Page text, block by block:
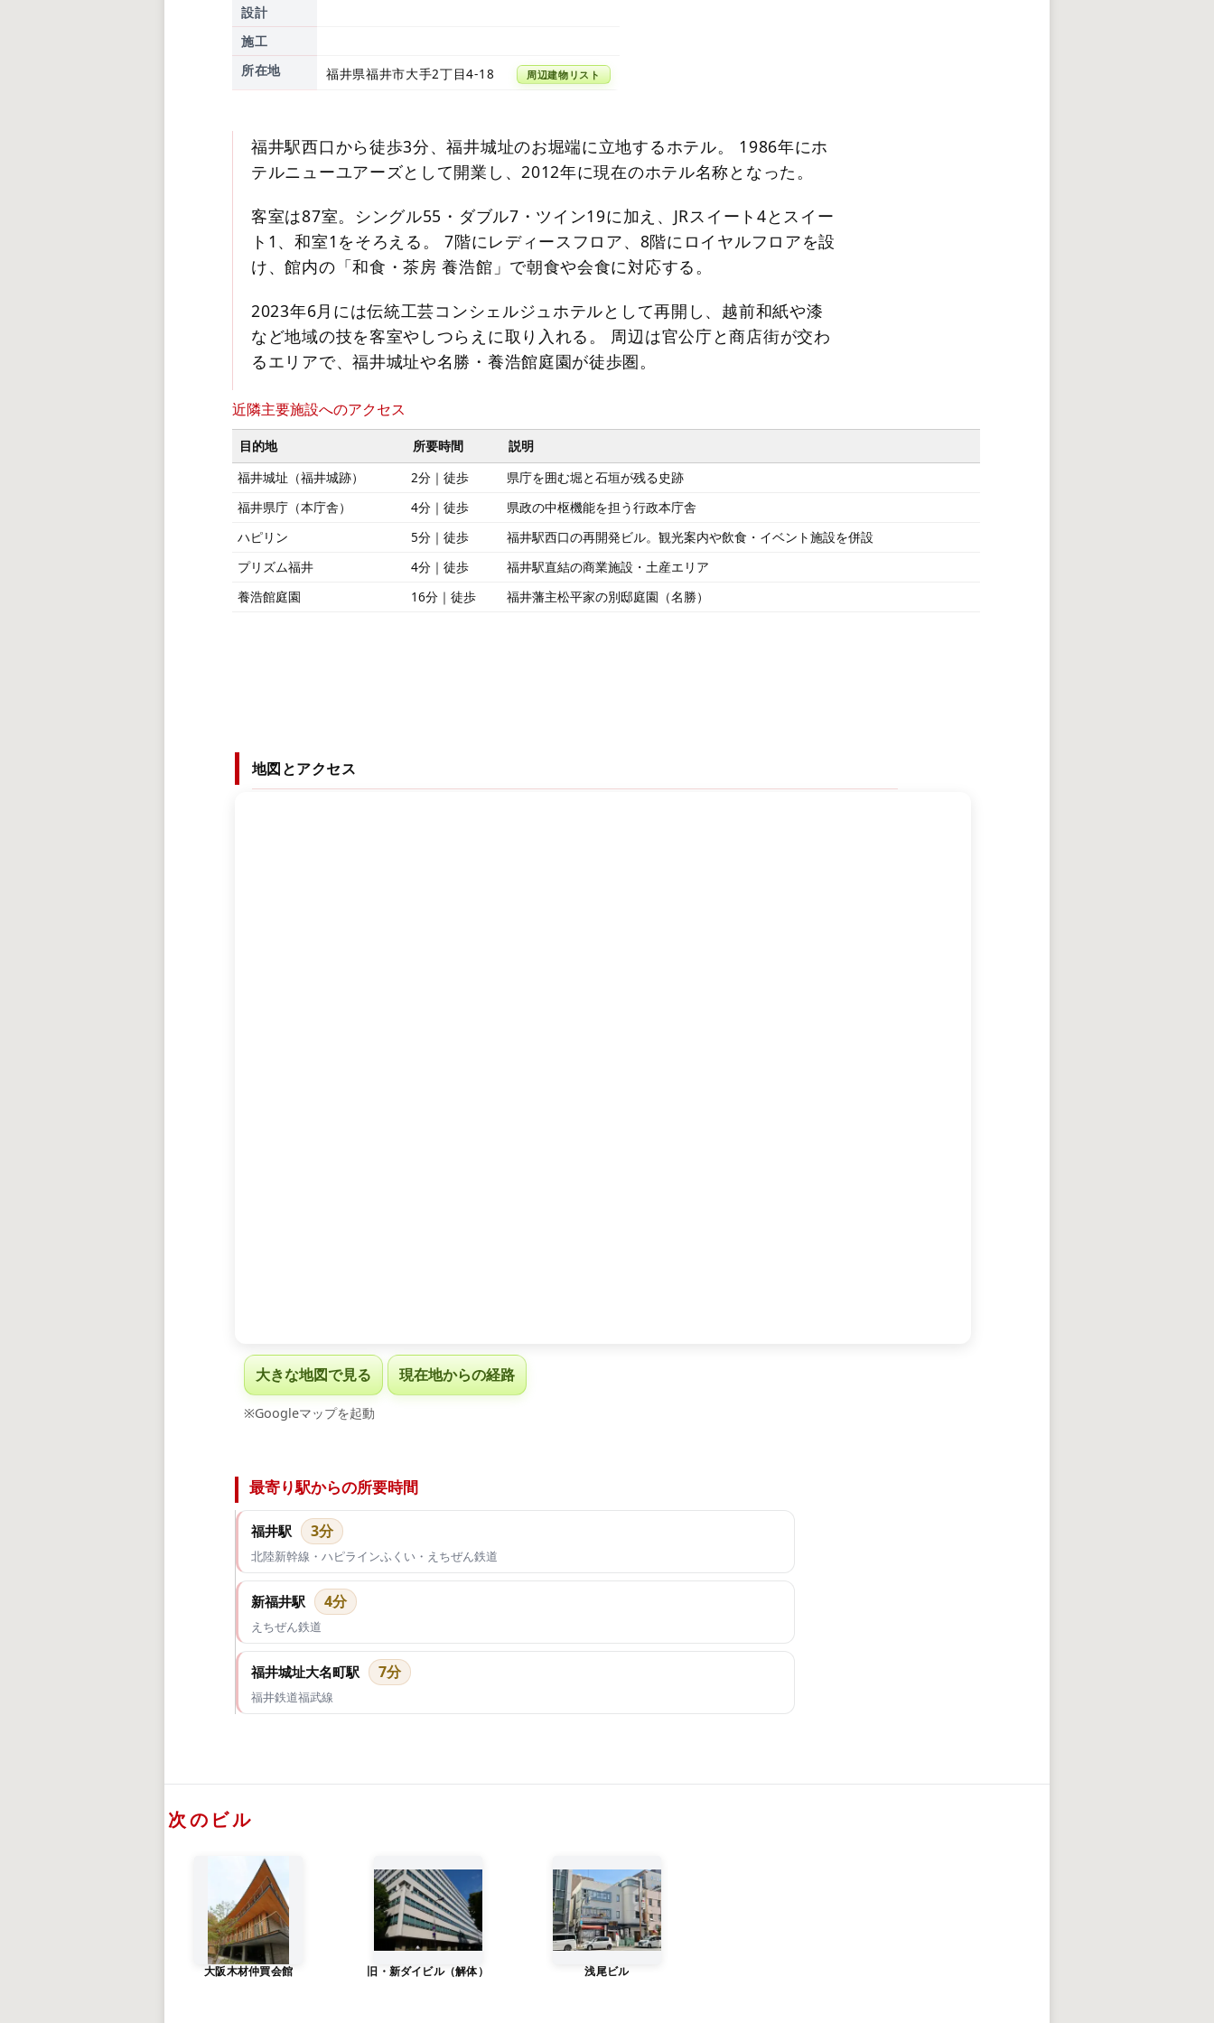
設計
施工
所在地
福井県福井市大手2丁目4-18 周辺建物リスト
福井駅西口から徒歩3分、福井城址のお堀端に立地するホテル。 1986年にホ
テルニューユアーズとして開業し、2012年に現在のホテル名称となった。
客室は87室。シングル55・ダブル7・ツイン19に加え、JRスイート4とスイー
ト1、和室1をそろえる。 7階にレディースフロア、8階にロイヤルフロアを設
け、館内の「和食・茶房 養浩館」で朝食や会食に対応する。
2023年6月には伝統工芸コンシェルジュホテルとして再開し、越前和紙や漆
など地域の技を客室やしつらえに取り入れる。 周辺は官公庁と商店街が交わ
るエリアで、福井城址や名勝・養浩館庭園が徒歩圏。
近隣主要施設へのアクセス
目的地 所要時間
説明
福井城址（福井城跡）
2分｜徒歩
県庁を囲む堀と石垣が残る史跡
福井県庁（本庁舎）
4分｜徒歩
県政の中枢機能を担う行政本庁舎
ハピリン
5分｜徒歩
福井駅西口の再開発ビル。観光案内や飲食・イベント施設を併設
プリズム福井
4分｜徒歩
福井駅直結の商業施設・土産エリア
養浩館庭園
16分｜徒歩 福井藩主松平家の別邸庭園（名勝）
地図とアクセス
大きな地図で見る 現在地からの経路
※Googleマップを起動
最寄り駅からの所要時間
福井駅 3分
北陸新幹線・ハピラインふくい・えちぜん鉄道
新福井駅 4分
えちぜん鉄道
福井城址大名町駅 7分
福井鉄道福武線
次のビル
大阪木材仲買会館 旧・新ダイビル（解体） 浅尾ビル